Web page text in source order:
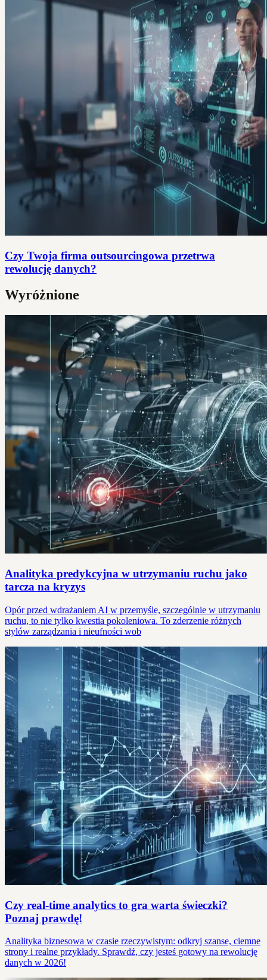
Czy Twoja firma outsourcingowa przetrwa
rewolucję danych?
Wyróżnione
Analityka predykcyjna w utrzymaniu ruchu jako
tarcza na kryzys
Opór przed wdrażaniem AI w przemyśle, szczególnie w utrzymaniu
ruchu, to nie tylko kwestia pokoleniowa. To zderzenie różnych
stylów zarządzania i nieufności wob
Czy real-time analytics to gra warta świeczki?
Poznaj prawdę!
Analityka biznesowa w czasie rzeczywistym: odkryj szanse, ciemne
strony i realne przykłady. Sprawdź, czy jesteś gotowy na rewolucję
danych w 2026!